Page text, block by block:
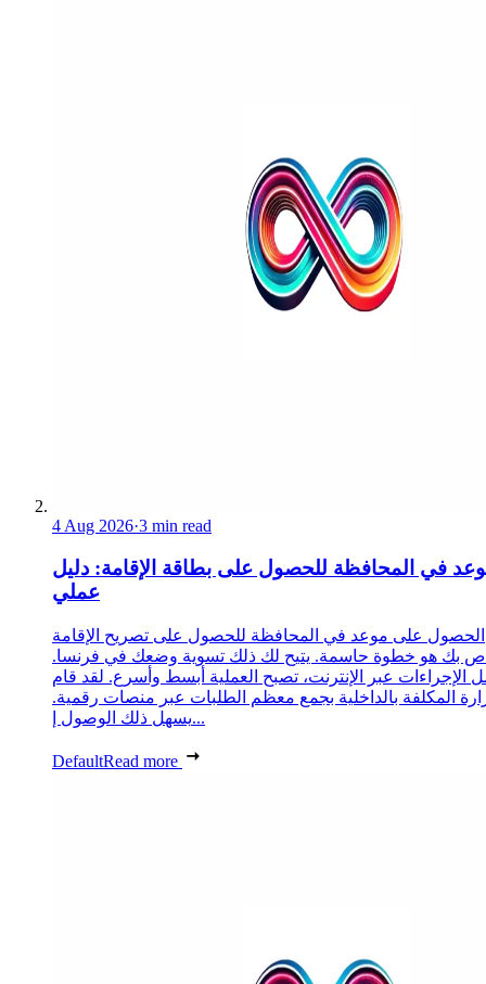
4 Aug 2026·3 min read
في المحافظة للحصول على بطاقة الإقامة: دليل
عملي
الحصول على موعد في المحافظة للحصول على تصريح الإقامة
بك هو خطوة حاسمة. يتيح لك ذلك تسوية وضعك في فرنسا.
الإجراءات عبر الإنترنت، تصبح العملية أبسط وأسرع. لقد قام
المكلفة بالداخلية بجمع معظم الطلبات عبر منصات رقمية.
يسهل ذلك الوصول إ...
DefaultRead more